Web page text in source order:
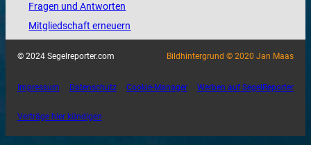
Fragen und Antworten
Mitgliedschaft erneuern
© 2024 Segelreporter.com Bildhintergrund © 2020 Jan Maas
Impressum Datenschutz Cookie-Manager Werben auf SegelReporter
Verträge hier kündigen